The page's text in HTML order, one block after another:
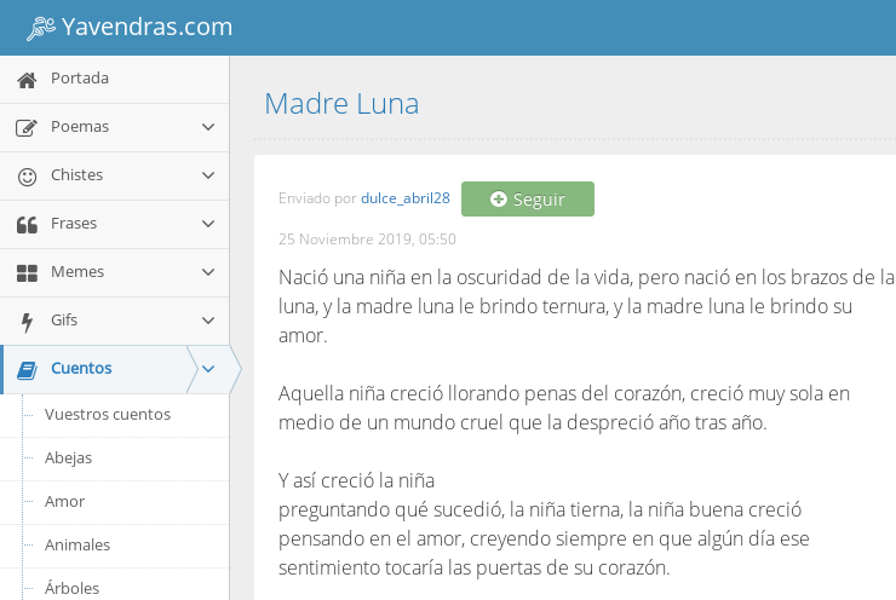
Yavendras.com
Portada
Poemas
Chistes
Frases
Memes
Gifs
Cuentos
Vuestros cuentos
Abejas
Amor
Animales
Árboles
Madre Luna
Enviado por dulce_abril28 Seguir
25 Noviembre 2019, 05:50
Nació una niña en la oscuridad de la vida, pero nació en los brazos de la
luna, y la madre luna le brindo ternura, y la madre luna le brindo su
amor.
Aquella niña creció llorando penas del corazón, creció muy sola en
medio de un mundo cruel que la despreció año tras año.
Y así creció la niña
preguntando qué sucedió, la niña tierna, la niña buena creció
pensando en el amor, creyendo siempre en que algún día ese
sentimiento tocaría las puertas de su corazón.